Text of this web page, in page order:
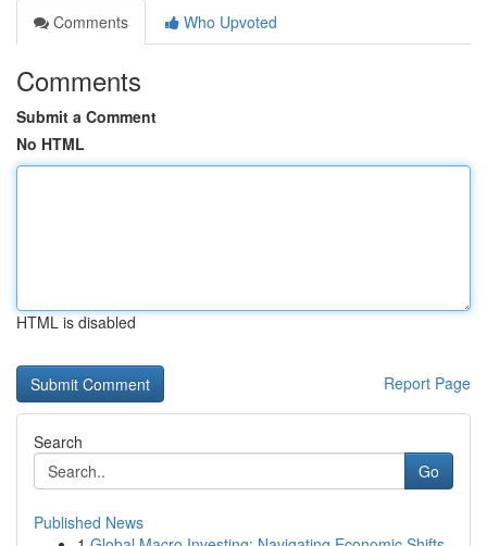
Comments
Who Upvoted
Comments
Submit a Comment
No HTML
HTML is disabled
Report Page
Search
Go
Published News